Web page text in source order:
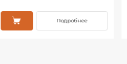
Подробнее